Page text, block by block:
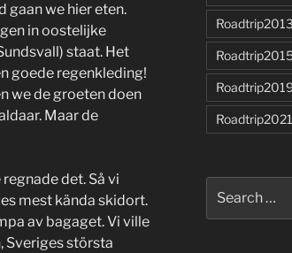
gaan we hier eten.
in oostelijke
staat. Het
goede regenkleding!
we de groeten doen
Maar de
det. Så vi
mest kända skidort.
av bagaget. Vi ville
Sveriges största
Roadtrip2021
for: